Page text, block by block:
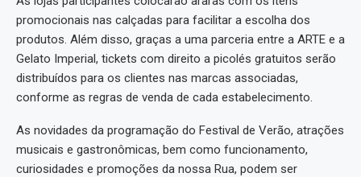
promocionais nas calçadas para facilitar a escolha dos
produtos. Além disso, graças a uma parceria entre a ARTE e a
Gelato Imperial, tickets com direito a picolés gratuitos serão
distribuídos para os clientes nas marcas associadas,
conforme as regras de venda de cada estabelecimento.
As novidades da programação do Festival de Verão, atrações
musicais e gastronômicas, bem como funcionamento,
curiosidades e promoções da nossa Rua, podem ser